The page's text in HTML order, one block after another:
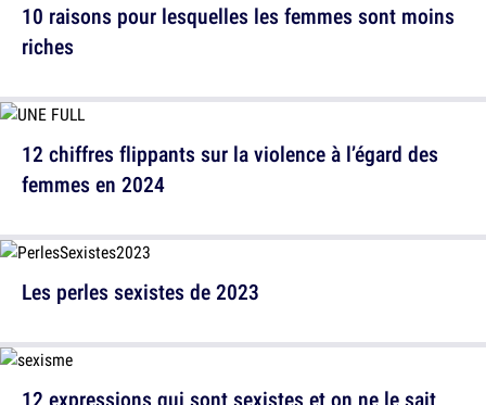
10 raisons pour lesquelles les femmes sont moins
riches
Les perles sexistes de 2023
12 chiffres flippants sur la violence à l’égard des
femmes en 2024
12 expressions qui sont sexistes et on ne le sait